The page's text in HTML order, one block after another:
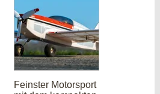
Feinster Motorsport